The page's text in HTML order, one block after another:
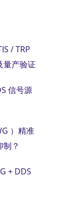
/ TRP
量产验证
信号源
）精准
？
+ DDS